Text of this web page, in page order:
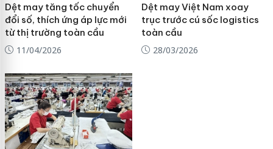
Dệt may tăng tốc chuyển
đổi số, thích ứng áp lực mới
từ thị trường toàn cầu
11/04/2026
Dệt may Việt Nam xoay
trục trước cú sốc logistics
toàn cầu
28/03/2026